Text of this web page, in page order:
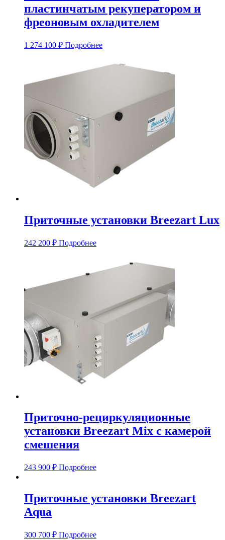
пластинчатым рекуператором и
фреоновым охладителем
1 274 100 ₽ Подробнее
Приточные установки Breezart Lux
242 200 ₽ Подробнее
Приточно-рециркуляционные
установки Breezart Mix с камерой
смешения
243 900 ₽ Подробнее
Приточные установки Breezart
Aqua
300 700 ₽ Подробнее